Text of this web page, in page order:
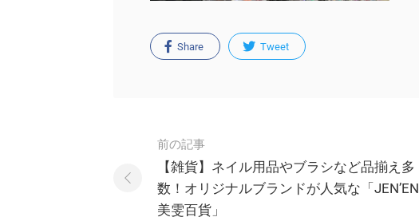
Share Tweet
Post
navigation
前の記事
【雑貨】ネイル用品やブラシなど品揃え多
数！オリジナルブランドが人気な「JEN’EN
美雯百貨」